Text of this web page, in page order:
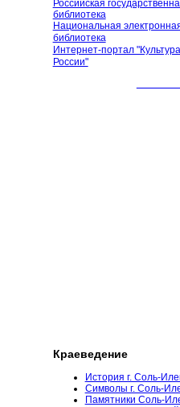
Краеведение
История г. Соль-
Символы г. Соль-
Памятники Соль-
Российская
библиотека
Национальная
библиотека
Интернет-портал
России"